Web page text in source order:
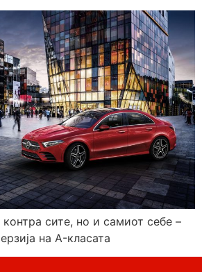
сите, но и самиот себе –
на A-класата